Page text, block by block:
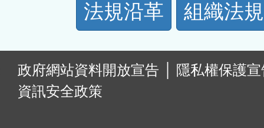
功
能
法規沿革 組織法規
政府網站資料開放宣告
隱私權保護
資訊安全政策